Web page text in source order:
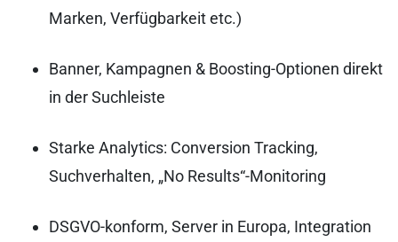
Marken, Verfügbarkeit etc.)
Banner, Kampagnen & Boosting-Optionen direkt
in der Suchleiste
Starke Analytics: Conversion Tracking,
Suchverhalten, „No Results“-Monitoring
DSGVO-konform, Server in Europa, Integration